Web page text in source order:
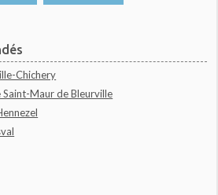
Chichery
Maur de Bleurville